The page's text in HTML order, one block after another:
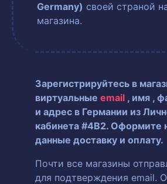
Germany) своей страной
магазина.
Зарегистрируйтесь в
виртуальные email , имя ,
и адрес в Германии из
кабинета #4B2. Оформите
данные доставку и оплату.
Почти все магазины
для подтверждения email.